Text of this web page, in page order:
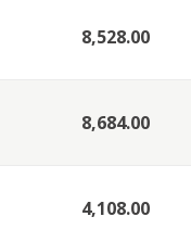
8,528.00
8,684.00
4,108.00